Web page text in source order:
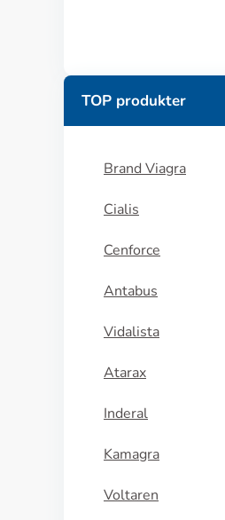
TOP produkter
Brand Viagra
Cialis
Cenforce
Antabus
Vidalista
Atarax
Inderal
Kamagra
Voltaren